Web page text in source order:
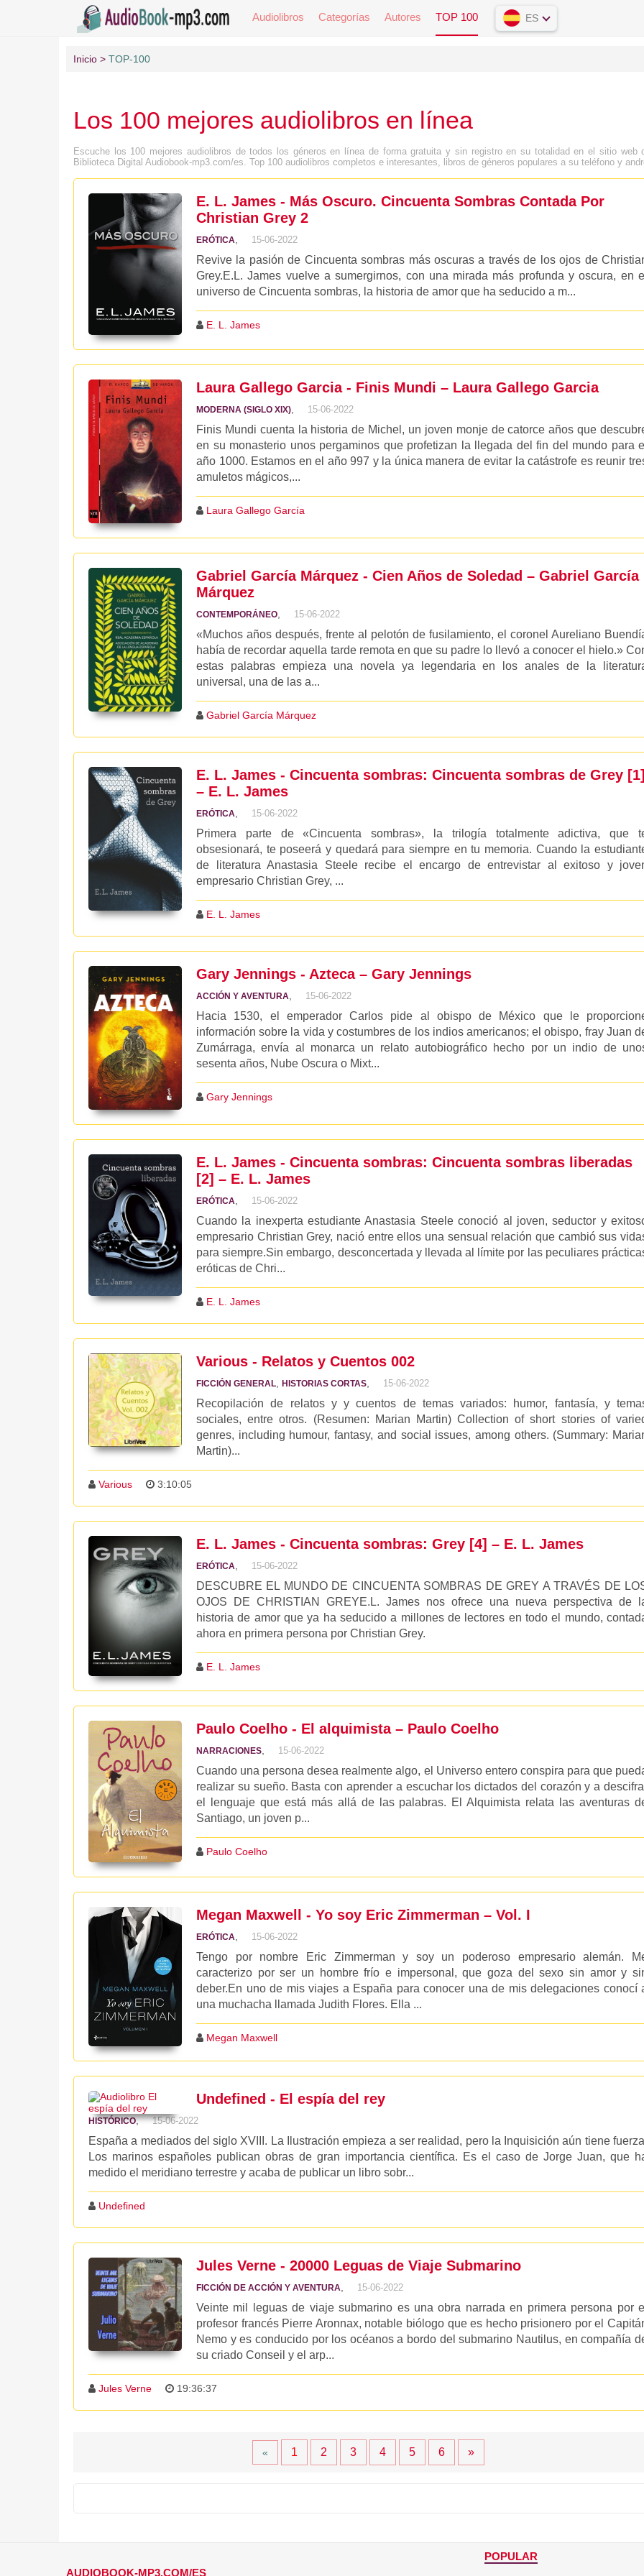
Audiolibros Categorías Autores TOP 100 ES
Inicio TOP-100
Los 100 mejores audiolibros en línea
Escuche los 100 mejores audiolibros de todos los géneros en línea de forma gratuita y sin registro en su totalidad en el sitio web
Biblioteca Digital Audiobook-mp3.com/es. Top 100 audiolibros completos e interesantes, libros de géneros populares a su teléfono y
E. L. James - Más Oscuro. Cincuenta Sombras Contada Por
Christian Grey 2
ERÓTICA 15-06-2022
Revive la pasión de Cincuenta sombras más oscuras a través de los ojos de
Grey.E.L. James vuelve a sumergirnos, con una mirada más profunda y oscura, en el
universo de Cincuenta sombras, la historia de amor que ha seducido a m...
E. L. James
Laura Gallego Garcia - Finis Mundi – Laura Gallego Garcia
MODERNA (SIGLO XIX), 15-06-2022
Finis Mundi cuenta la historia de Michel, un joven monje de catorce años que
en su monasterio unos pergaminos que profetizan la llegada del fin del mundo para el
año 1000. Estamos en el año 997 y la única manera de evitar la catástrofe es reunir
amuletos mágicos,...
Laura Gallego García
Gabriel García Márquez - Cien Años de Soledad – Gabriel García
Márquez
CONTEMPORÁNEO, 15-06-2022
«Muchos años después, frente al pelotón de fusilamiento, el coronel Aureliano
había de recordar aquella tarde remota en que su padre lo llevó a conocer el hielo.»
estas palabras empieza una novela ya legendaria en los anales de la
universal, una de las a...
Gabriel García Márquez
E. L. James - Cincuenta sombras: Cincuenta sombras de Grey [1]
– E. L. James
ERÓTICA, 15-06-2022
Primera parte de «Cincuenta sombras», la trilogía totalmente adictiva, que
obsesionará, te poseerá y quedará para siempre en tu memoria. Cuando la
de literatura Anastasia Steele recibe el encargo de entrevistar al exitoso y
empresario Christian Grey, ...
E. L. James
Gary Jennings - Azteca – Gary Jennings
ACCIÓN Y AVENTURA, 15-06-2022
Hacia 1530, el emperador Carlos pide al obispo de México que le
información sobre la vida y costumbres de los indios americanos; el obispo, fray Juan
Zumárraga, envía al monarca un relato autobiográfico hecho por un indio de
sesenta años, Nube Oscura o Mixt...
Gary Jennings
E. L. James - Cincuenta sombras: Cincuenta sombras liberadas
[2] – E. L. James
ERÓTICA 15-06-2022
Cuando la inexperta estudiante Anastasia Steele conoció al joven, seductor y
empresario Christian Grey, nació entre ellos una sensual relación que cambió sus
para siempre.Sin embargo, desconcertada y llevada al límite por las peculiares
eróticas de Chri...
E. L. James
Various - Relatos y Cuentos 002
FICCIÓN GENERAL HISTORIAS CORTAS 15-06-2022
Recopilación de relatos y y cuentos de temas variados: humor, fantasía, y
sociales, entre otros. (Resumen: Marian Martin) Collection of short stories of
genres, including humour, fantasy, and social issues, among others. (Summary:
Martin)...
Various 3:10:05
E. L. James - Cincuenta sombras: Grey [4] – E. L. James
ERÓTICA 15-06-2022
DESCUBRE EL MUNDO DE CINCUENTA SOMBRAS DE GREY A TRAVÉS DE
OJOS DE CHRISTIAN GREYE.L. James nos ofrece una nueva perspectiva de
historia de amor que ya ha seducido a millones de lectores en todo el mundo,
ahora en primera persona por Christian Grey.
E. L. James
Paulo Coelho - El alquimista – Paulo Coelho
NARRACIONES 15-06-2022
Cuando una persona desea realmente algo, el Universo entero conspira para que
realizar su sueño. Basta con aprender a escuchar los dictados del corazón y a
el lenguaje que está más allá de las palabras. El Alquimista relata las aventuras
Santiago, un joven p...
Paulo Coelho
Megan Maxwell - Yo soy Eric Zimmerman – Vol. I
ERÓTICA 15-06-2022
Tengo por nombre Eric Zimmerman y soy un poderoso empresario alemán.
caracterizo por ser un hombre frío e impersonal, que goza del sexo sin amor y
deber.En uno de mis viajes a España para conocer una de mis delegaciones conocí
una muchacha llamada Judith Flores. Ella ...
Megan Maxwell
Undefined - El espí­a del rey
HISTÓRICO, 15-06-2022
España a mediados del siglo XVIII. La Ilustración empieza a ser realidad, pero la Inquisición aún tiene
Los marinos españoles publican obras de gran importancia científica. Es el caso de Jorge Juan, que
medido el meridiano terrestre y acaba de publicar un libro sobr...
Undefined
Jules Verne - 20000 Leguas de Viaje Submarino
FICCIÓN DE ACCIÓN Y AVENTURA 15-06-2022
Veinte mil leguas de viaje submarino es una obra narrada en primera persona por el
profesor francés Pierre Aronnax, notable biólogo que es hecho prisionero por el
Nemo y es conducido por los océanos a bordo del submarino Nautilus, en compañía
su criado Conseil y el arp...
Jules Verne 19:36:37
« 1 2 3 4 5 6 »
AUDIOBOOK-MP3.COM/ES
POPULAR